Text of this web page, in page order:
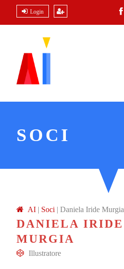
Login
SOCI
AI | Soci | Daniela Iride Murgia
DANIELA IRIDE
MURGIA
Illustratore